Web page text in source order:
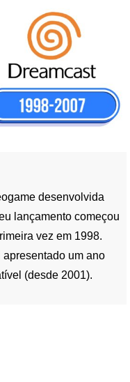
desenvolvida
lançamento começou
vez em 1998.
um ano
(desde 2001).